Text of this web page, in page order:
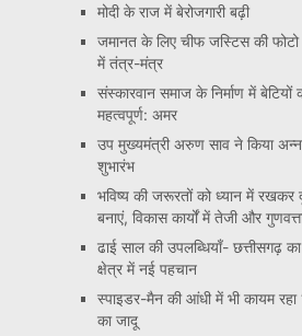
मोदी के राज में बेरोजगारी बढ़ी
जमानत के लिए चीफ जस्टिस की
में तंत्र-मंत्र
संस्कारवान समाज के निर्माण में बेटियों
महत्वपूर्ण: अमर
उप मुख्यमंत्री अरुण साव ने किया
शुभारंभ
भविष्य की जरूरतों को ध्यान में रखकर
बनाएं, विकास कार्यों में तेजी और
ढाई साल की उपलब्धियाँ- छत्तीसगढ़
क्षेत्र में नई पहचान
स्पाइडर-मैन की आंधी में भी कायम रहा
का जादू